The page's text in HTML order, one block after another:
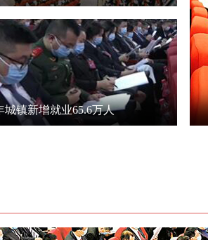
城镇新增就业65.6万人